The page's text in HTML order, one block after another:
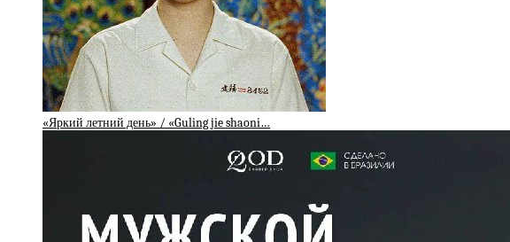
«Яркий летний день» / «Guling jie shaoni…